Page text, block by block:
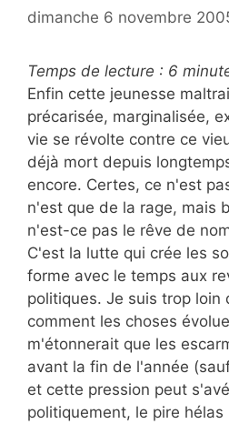
dimanche 6 novembre
Temps de lecture : 6
Enfin cette jeunesse
précarisée, marginalisée,
vie se révolte contre ce
déjà mort depuis
encore. Certes, ce n'est
n'est que de la rage, mais
n'est-ce pas le rêve de
C'est la lutte qui crée les
forme avec le temps aux
politiques. Je suis trop loin
comment les choses
m'étonnerait que les
avant la fin de l'année
et cette pression peut
politiquement, le pire